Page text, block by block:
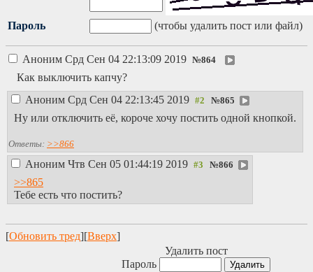
Пароль (чтобы удалить пост или файл)
Аноним Срд Сен 04 22:13:09 2019 №864
Как выключить капчу?
Аноним Срд Сен 04 22:13:45 2019 №865
Ну или отключить её, короче хочу постить одной кнопкой.
Ответы: >>866
Аноним Чтв Сен 05 01:44:19 2019 №866
>>865
Тебе есть что постить?
[Обновить тред][Вверх]
Удалить пост
Пароль